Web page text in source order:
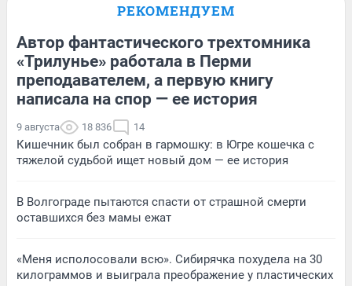
РЕКОМЕНДУЕМ
Автор фантастического трехтомника
«Трилунье» работала в Перми
преподавателем, а первую книгу
написала на спор — ее история
9 августа 18 836 14
Кишечник был собран в гармошку: в Югре кошечка с
тяжелой судьбой ищет новый дом — ее история
В Волгограде пытаются спасти от страшной смерти
оставшихся без мамы ежат
«Меня исполосовали всю». Сибирячка похудела на 30
килограммов и выиграла преображение у пластических